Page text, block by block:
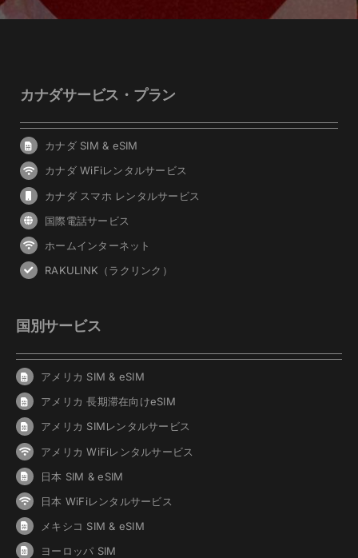
カナダサービス・プラン
カナダ SIM & eSIM
カナダ WiFiレンタルサービス
カナダ スマホ レンタルサービス
国際電話サービス
ホームインターネット
RAKULINK（ラクリンク）
国別サービス
アメリカ SIM & eSIM
アメリカ 長期滞在向けeSIM
アメリカ SIMレンタルサービス
アメリカ WiFiレンタルサービス
日本 SIM & eSIM
日本 WiFiレンタルサービス
メキシコ SIM & eSIM
ヨーロッパ SIM